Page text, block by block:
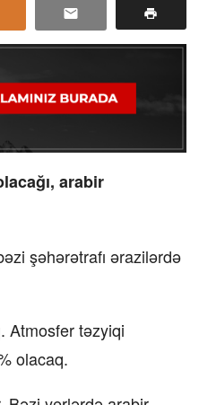
arabir
şəhərətrafı ərazilərdə
Atmosfer təzyiqi
olacaq.